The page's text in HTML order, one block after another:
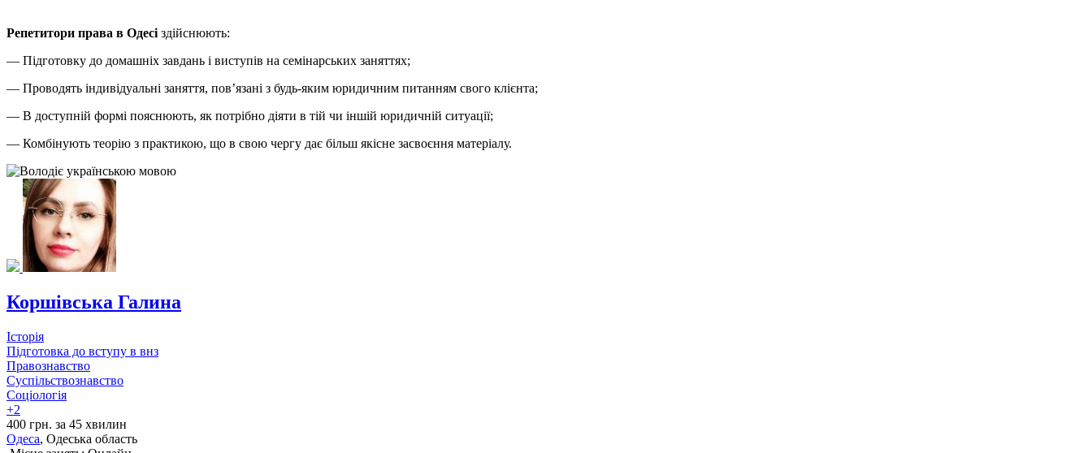
Репетитори права в Одесіздійснюють:
— Підготовку до домашніх завдань і виступів на семінарських заняттях;
— Проводять індивідуальні заняття, пов’язані з будь-яким юридичним питанням свого клієнта;
— В доступній формі пояснюють, як потрібно діяти в тій чи іншій юридичній ситуації;
— Комбінують теорію з практикою, що в свою чергу дає більш якісне засвоєння матеріалу.
Коршівська Галина
Історія
Підготовка до вступу в внз
Правознавство
Суспільствознавство
Соціологія
+2
400 грн. за 45 хвилин
Одеса, Одеська область